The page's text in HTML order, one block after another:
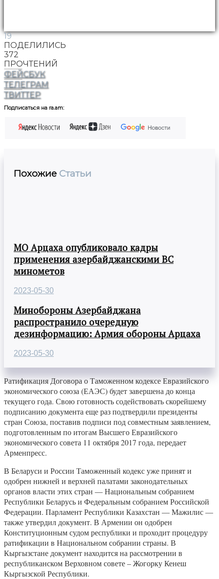
19
ПОДЕЛИЛИСЬ
372
ПРОЧТЕНИЙ
ФЕЙСБУК
ТЕЛЕГРАМ
ТВИТТЕР
Подписаться на ra.am:
Похожие Статьи
МО Арцаха опубликовало кадры
применения азербайджанскими ВС
минометов
2023-05-30
Минобороны Азербайджана
распространило очередную
дезинформацию: Армия обороны Арцаха
2023-05-30
Ратификация Договора о Таможенном кодексе Евразийского
экономического союза (ЕАЭС) будет завершена до конца
текущего года. Свою готовность содействовать скорейшему
подписанию документа еще раз подтвердили президенты
стран Союза, поставив подписи под совместным заявлением,
подготовленным по итогам Высшего Евразийского
экономического совета 11 октября 2017 года, передает
Арменпресс.
В Беларуси и России Таможенный кодекс уже принят и
одобрен нижней и верхней палатами законодательных
органов власти этих стран — Национальным собранием
Республики Беларусь и Федеральным собранием Российской
Федерации. Парламент Республики Казахстан — Мажилис —
также утвердил документ. В Армении он одобрен
Конституционным судом республики и проходит процедуру
ратификации в Национальном собрании страны. В
Кыргызстане документ находится на рассмотрении в
республиканском Верховном совете – Жогорку Кенеш
Кыргызской Республики.